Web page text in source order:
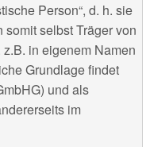
Person“, d. h. sie
selbst Träger von
in eigenem Namen
Grundlage findet
und als
im